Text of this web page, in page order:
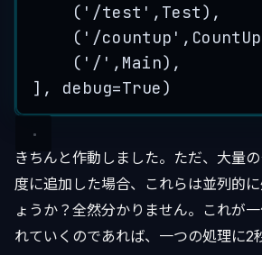
( ' /test ' ,Test),
( ' /countup '
( ' / ' ,Main),
], debug=True)
きちんと作動しました。ただ、大量
度に追加した場合、これらは並列的
ょうか？全然分かりません。これが
れていくのであれば、一つの処理に2